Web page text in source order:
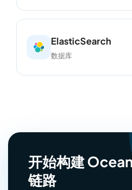
ElasticSearch
数据库
开始构建
链路